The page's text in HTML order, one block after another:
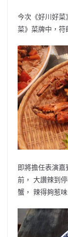
今次《好川好
菜》菜牌中，符
即將擔任表演
前， 大讚辣到
蟹， 辣得夠惹味